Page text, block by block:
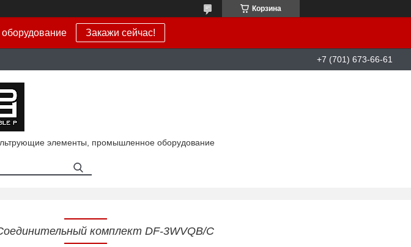
Корзина
Закажи сейчас!
+7 (701) 673-66-61
элементы, промышленное оборудование
комплект DF-3WVQB/C